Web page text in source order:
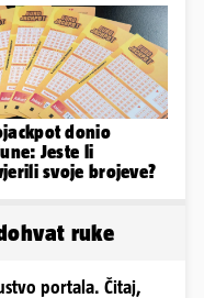
donio
Jeste li
svoje brojeve?
ruke
portala. Čitaj,